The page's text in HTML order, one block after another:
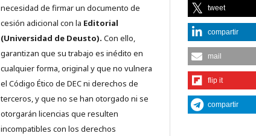
necesidad de firmar un documento de
cesión adicional con la Editorial
(Universidad de Deusto). Con ello,
garantizan que su trabajo es inédito en
cualquier forma, original y que no vulnera
el Código Ético de DEC ni derechos de
terceros, y que no se han otorgado ni se
otorgarán licencias que resulten
incompatibles con los derechos
tweet
compartir
mail
flip it
compartir